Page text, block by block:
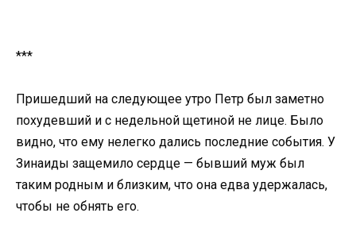
***
Пришедший на следующее утро Петр был заметно
похудевший и с недельной щетиной не лице. Было
видно, что ему нелегко дались последние события. У
Зинаиды защемило сердце — бывший муж был
таким родным и близким, что она едва удержалась,
чтобы не обнять его.